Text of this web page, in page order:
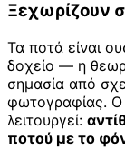
Ξεχωρίζουν
Τα ποτά είναι
δοχείο — η
σημασία από
φωτογραφίας.
λειτουργεί:
ποτού με το